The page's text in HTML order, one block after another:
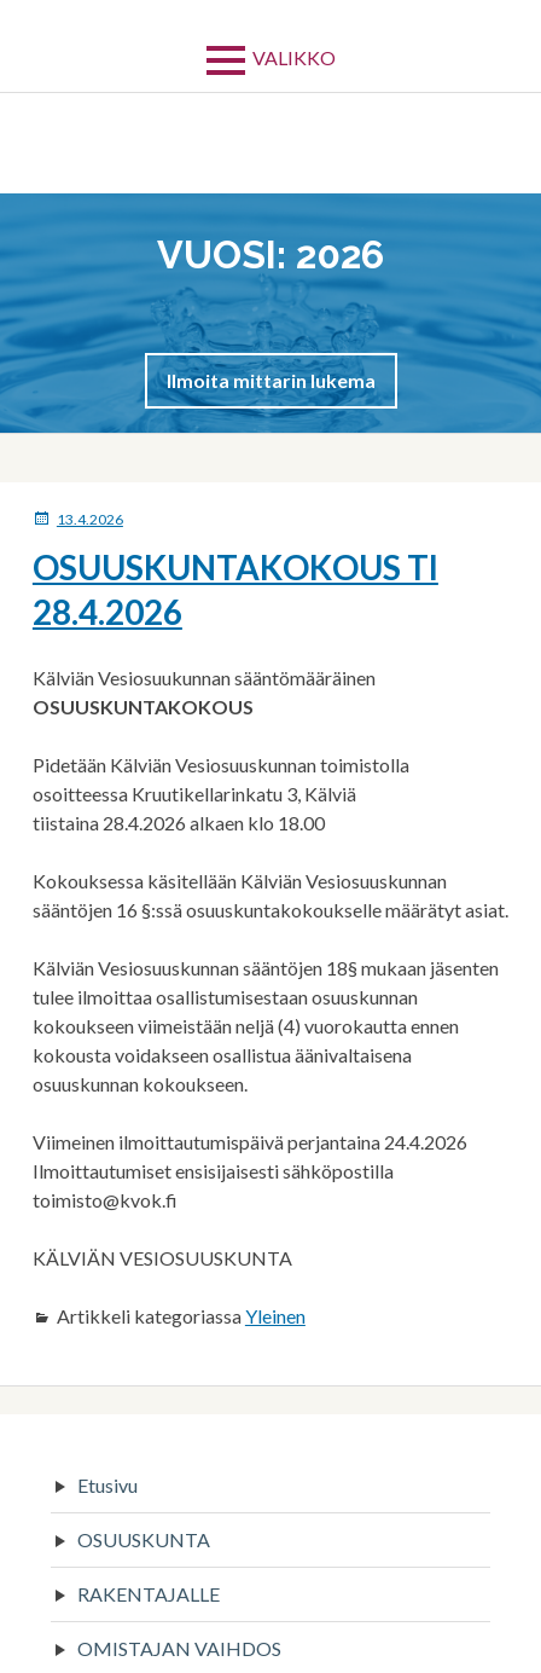
VALIKKO
VUOSI: 2026
Ilmoita mittarin lukema
JULKAISTU
13.4.2026
OSUUSKUNTAKOKOUS TI
28.4.2026
Kälviän Vesiosuukunnan sääntömääräinen
OSUUSKUNTAKOKOUS
Pidetään Kälviän Vesiosuuskunnan toimistolla
osoitteessa Kruutikellarinkatu 3, Kälviä
tiistaina 28.4.2026 alkaen klo 18.00
Kokouksessa käsitellään Kälviän Vesiosuuskunnan
sääntöjen 16 §:ssä osuuskuntakokoukselle määrätyt asiat.
Kälviän Vesiosuuskunnan sääntöjen 18§ mukaan jäsenten
tulee ilmoittaa osallistumisestaan osuuskunnan
kokoukseen viimeistään neljä (4) vuorokautta ennen
kokousta voidakseen osallistua äänivaltaisena
osuuskunnan kokoukseen.
Viimeinen ilmoittautumispäivä perjantaina 24.4.2026
Ilmoittautumiset ensisijaisesti sähköpostilla
toimisto@kvok.fi
KÄLVIÄN VESIOSUUSKUNTA
Artikkeli kategoriassaYleinen
Etusivu
OSUUSKUNTA
RAKENTAJALLE
OMISTAJAN VAIHDOS